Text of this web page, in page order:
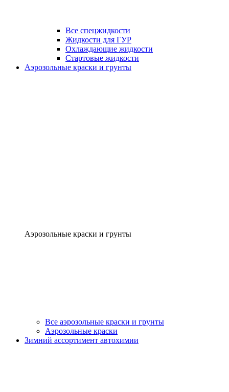
Все спецжидкости
Жидкости для ГУР
Охлаждающие жидкости
Стартовые жидкости
Аэрозольные краски и грунты
Аэрозольные краски и грунты
Все аэрозольные краски и грунты
Аэрозольные краски
Зимний ассортимент автохимии